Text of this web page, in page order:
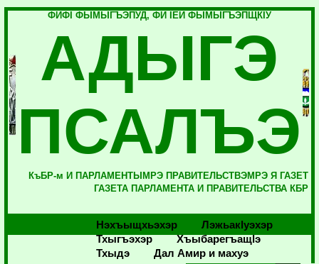
ФИФI ФЫМЫГЪЭПУД, ФИ IЕЙ ФЫМЫГЪЭПЩКIУ
АДЫГЭ
ПСАЛЪЭ
КъБР-м И ПАРЛАМЕНТЫМРЭ ПРАВИТЕЛЬСТВЭМРЭ Я ГАЗЕТ
ГАЗЕТА ПАРЛАМЕНТА И ПРАВИТЕЛЬСТВА КБР
Нэхъыщхьэхэр
Лэжьакlуэхэр
Тхыгъэхэр
Хъыбарегъащlэ
Тхыдэ
Дал Амир и махуэ